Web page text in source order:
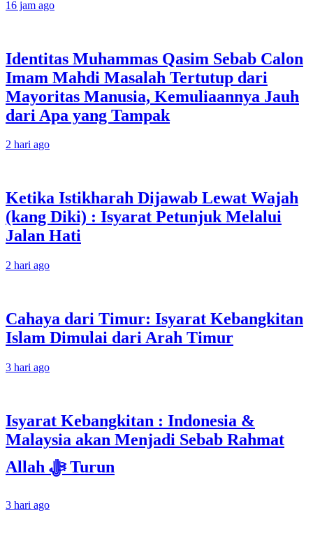
16 jam ago
Identitas Muhammas Qasim Sebab Calon
Imam Mahdi Masalah Tertutup dari
Mayoritas Manusia, Kemuliaannya Jauh
dari Apa yang Tampak
2 hari ago
Ketika Istikharah Dijawab Lewat Wajah
(kang Diki) : Isyarat Petunjuk Melalui
Jalan Hati
2 hari ago
Cahaya dari Timur: Isyarat Kebangkitan
Islam Dimulai dari Arah Timur
3 hari ago
Isyarat Kebangkitan : Indonesia &
Malaysia akan Menjadi Sebab Rahmat
Allah ﷻ Turun
3 hari ago